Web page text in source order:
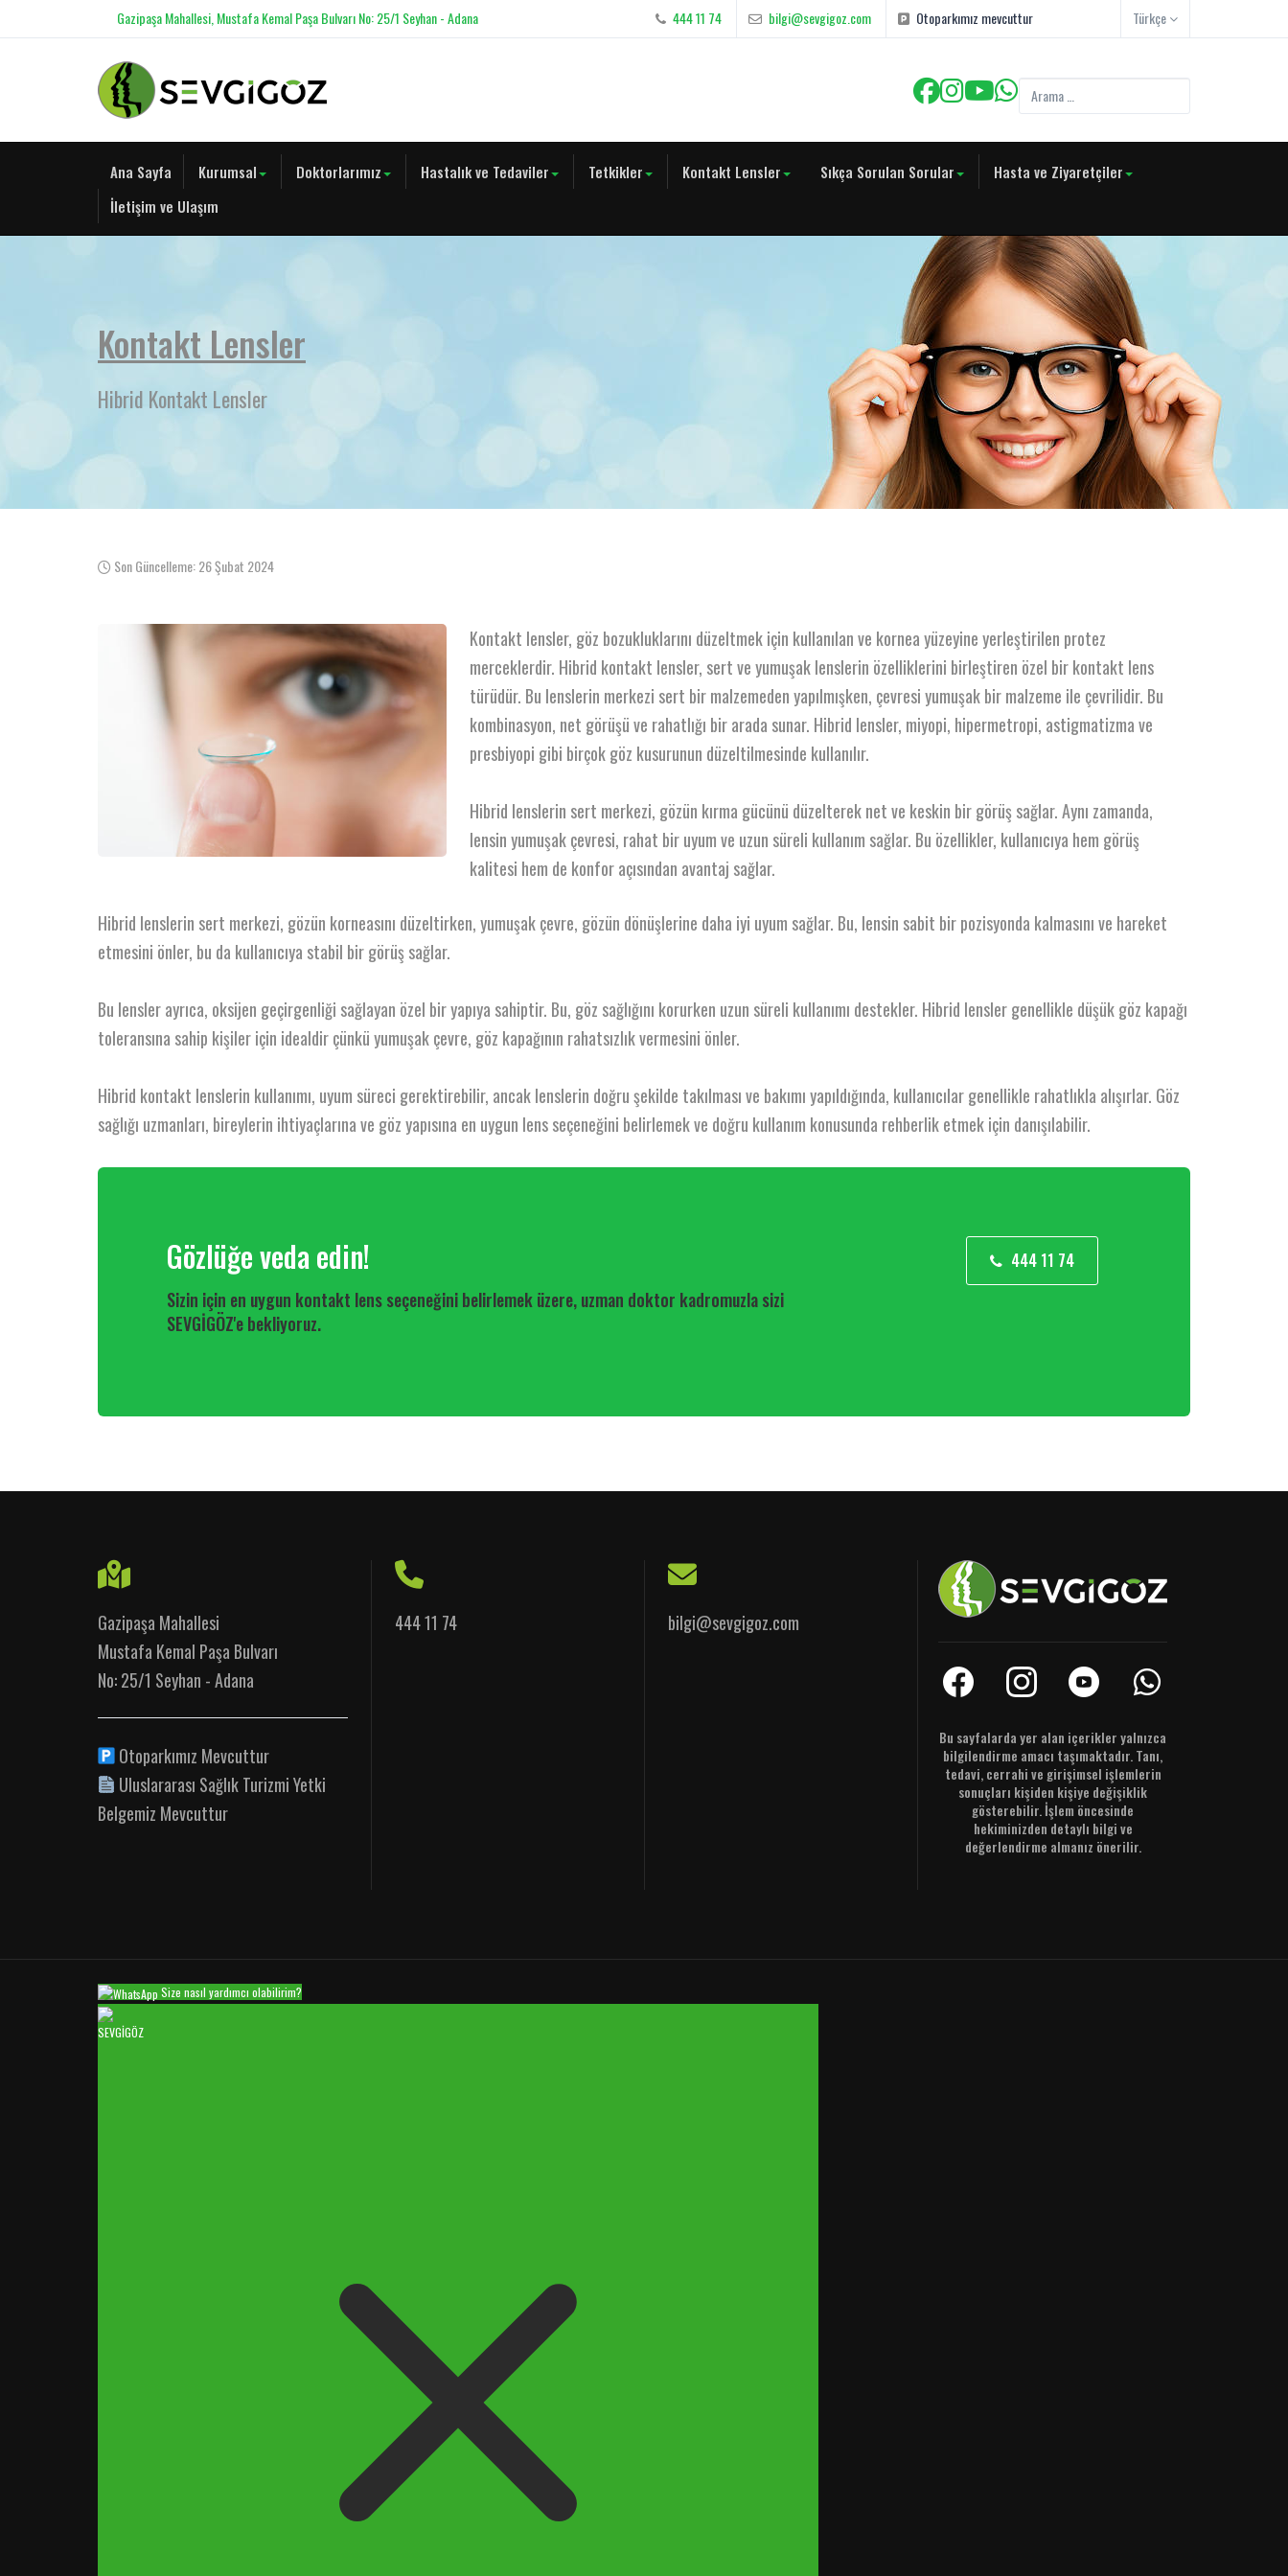
Gazipaşa Mahallesi, Mustafa Kemal Paşa Bulvarı No: 25/1 Seyhan - Adana 444 11 74 bilgi@sevgigoz.com Otoparkımız mevcuttur Türkçe
Ana Sayfa Kurumsal Doktorlarımız Hastalık ve Tedaviler Tetkikler Kontakt Lensler Sıkça Sorulan Sorular
Hasta ve Ziyaretçiler
İletişim ve Ulaşım
Kontakt Lensler
Hibrid Kontakt Lensler
Son Güncelleme: 26 Şubat 2024
Kontakt lensler, göz bozukluklarını düzeltmek için kullanılan ve kornea yüzeyine yerleştirilen protez
merceklerdir. Hibrid kontakt lensler, sert ve yumuşak lenslerin özelliklerini birleştiren özel bir kontakt lens
türüdür. Bu lenslerin merkezi sert bir malzemeden yapılmışken, çevresi yumuşak bir malzeme ile çevrilidir. Bu
kombinasyon, net görüşü ve rahatlığı bir arada sunar. Hibrid lensler, miyopi, hipermetropi, astigmatizma ve
presbiyopi gibi birçok göz kusurunun düzeltilmesinde kullanılır.
Hibrid lenslerin sert merkezi, gözün kırma gücünü düzelterek net ve keskin bir görüş sağlar. Aynı zamanda,
lensin yumuşak çevresi, rahat bir uyum ve uzun süreli kullanım sağlar. Bu özellikler, kullanıcıya hem görüş
kalitesi hem de konfor açısından avantaj sağlar.
Hibrid lenslerin sert merkezi, gözün korneasını düzeltirken, yumuşak çevre, gözün dönüşlerine daha iyi uyum sağlar. Bu, lensin sabit bir pozisyonda kalmasını ve hareket
etmesini önler, bu da kullanıcıya stabil bir görüş sağlar.
Bu lensler ayrıca, oksijen geçirgenliği sağlayan özel bir yapıya sahiptir. Bu, göz sağlığını korurken uzun süreli kullanımı destekler. Hibrid lensler genellikle düşük göz kapağı
toleransına sahip kişiler için idealdir çünkü yumuşak çevre, göz kapağının rahatsızlık vermesini önler.
Hibrid kontakt lenslerin kullanımı, uyum süreci gerektirebilir, ancak lenslerin doğru şekilde takılması ve bakımı yapıldığında, kullanıcılar genellikle rahatlıkla alışırlar. Göz
sağlığı uzmanları, bireylerin ihtiyaçlarına ve göz yapısına en uygun lens seçeneğini belirlemek ve doğru kullanım konusunda rehberlik etmek için danışılabilir.
Gözlüğe veda edin!
Sizin için en uygun kontakt lens seçeneğini belirlemek üzere, uzman doktor kadromuzla sizi
SEVGİGÖZ'e bekliyoruz.
444 11 74
Gazipaşa Mahallesi
Mustafa Kemal Paşa Bulvarı
No: 25/1 Seyhan - Adana
Otoparkımız Mevcuttur
Uluslararası Sağlık Turizmi Yetki
Belgemiz Mevcuttur
444 11 74 bilgi@sevgigoz.com
Bu sayfalarda yer alan içerikler yalnızca
bilgilendirme amacı taşımaktadır. Tanı,
tedavi, cerrahi ve girişimsel işlemlerin
sonuçları kişiden kişiye değişiklik
gösterebilir. İşlem öncesinde
hekiminizden detaylı bilgi ve
değerlendirme almanız önerilir.
Size nasıl yardımcı olabilirim?
SEVGİGÖZ